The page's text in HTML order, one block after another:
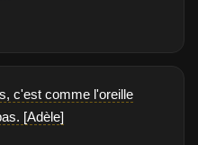
c'est comme l'oreille
[Adèle]